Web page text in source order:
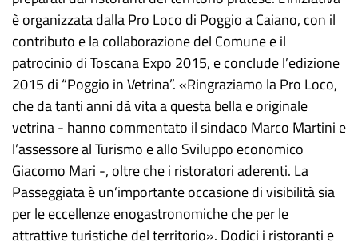
è organizzata dalla Pro Loco di Poggio a Caiano, con il
contributo e la collaborazione del Comune e il
patrocinio di Toscana Expo 2015, e conclude l’edizione
2015 di “Poggio in Vetrina”. «Ringraziamo la Pro Loco,
che da tanti anni dà vita a questa bella e originale
vetrina - hanno commentato il sindaco Marco Martini e
l’assessore al Turismo e allo Sviluppo economico
Giacomo Mari -, oltre che i ristoratori aderenti. La
Passeggiata è un’importante occasione di visibilità sia
per le eccellenze enogastronomiche che per le
attrattive turistiche del territorio». Dodici i ristoranti e